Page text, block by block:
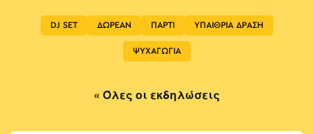
DJ SET ΔΩΡΕΑΝ ΠΑΡΤΙ ΥΠΑΙΘΡΙΑ ΔΡΑΣΗ
ΨΥΧΑΓΩΓΙΑ
« Όλες οι εκδηλώσεις